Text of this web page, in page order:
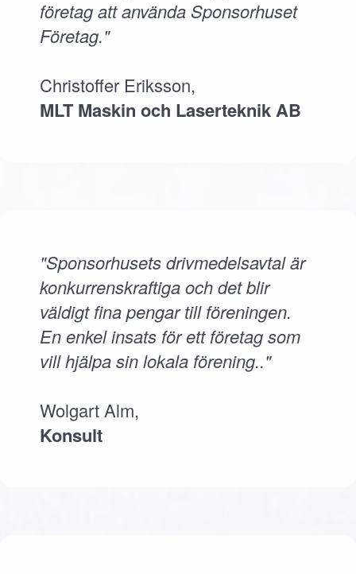
företag att använda Sponsorhuset
Företag."
Christoffer Eriksson,
MLT Maskin och Laserteknik AB
"Sponsorhusets drivmedelsavtal är
konkurrenskraftiga och det blir
väldigt fina pengar till föreningen.
En enkel insats för ett företag som
vill hjälpa sin lokala förening.."
Wolgart Alm,
Konsult